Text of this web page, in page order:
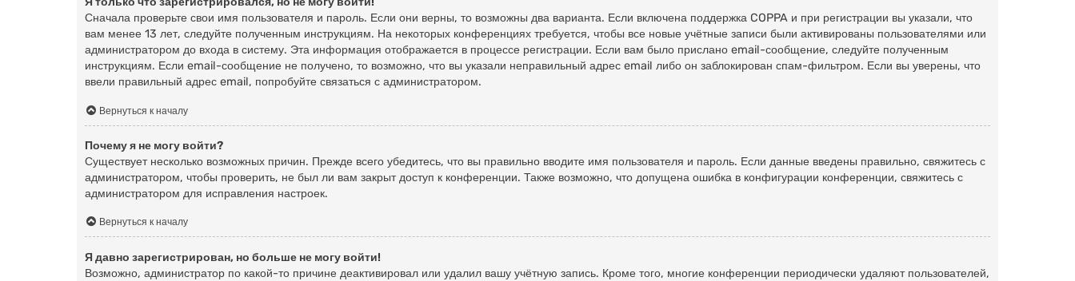
Сначала проверьте свои имя пользователя и пароль. Если они верны, то возможны два варианта. Если включена поддержка COPPA и при регистрации вы указали, что
вам менее 13 лет, следуйте полученным инструкциям. На некоторых конференциях требуется, чтобы все новые учётные записи были активированы пользователями или
администратором до входа в систему. Эта информация отображается в процессе регистрации. Если вам было прислано email-сообщение, следуйте полученным
инструкциям. Если email-сообщение не получено, то возможно, что вы указали неправильный адрес email либо он заблокирован спам-фильтром. Если вы уверены, что
ввели правильный адрес email, попробуйте связаться с администратором.
Вернуться к началу
Почему я не могу войти?
Существует несколько возможных причин. Прежде всего убедитесь, что вы правильно вводите имя пользователя и пароль. Если данные введены правильно, свяжитесь с
администратором, чтобы проверить, не был ли вам закрыт доступ к конференции. Также возможно, что допущена ошибка в конфигурации конференции, свяжитесь с
администратором для исправления настроек.
Вернуться к началу
Я давно зарегистрирован, но больше не могу войти!
Возможно, администратор по какой-то причине деактивировал или удалил вашу учётную запись. Кроме того, многие конференции периодически удаляют пользователей,